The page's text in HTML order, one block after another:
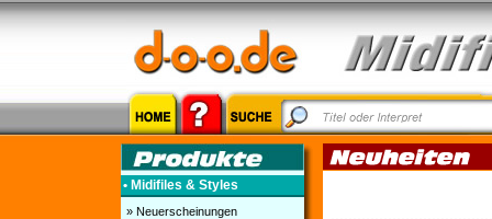
• Midifiles & Styles
» Neuerscheinungen